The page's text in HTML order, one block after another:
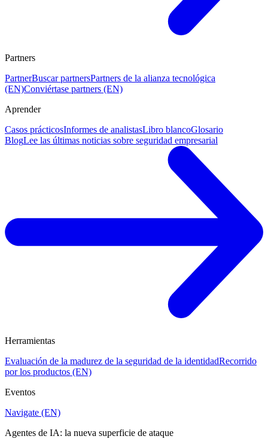
Partners
PartnerBuscar partnersPartners de la alianza tecnológica
(EN)Conviértase partners (EN)
Aprender
Casos prácticosInformes de analistasLibro blancoGlosario
BlogLee las últimas noticias sobre seguridad empresarial
Herramientas
Evaluación de la madurez de la seguridad de la identidadRecorrido
por los productos (EN)
Eventos
Navigate (EN)
Agentes de IA: la nueva superficie de ataque